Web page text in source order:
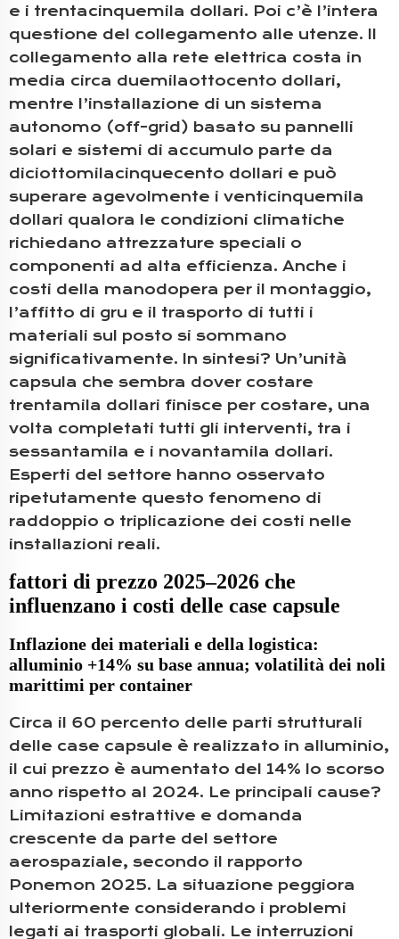
e i trentacinquemila dollari. Poi c’è l’intera
questione del collegamento alle utenze. Il
collegamento alla rete elettrica costa in
media circa duemilaottocento dollari,
mentre l’installazione di un sistema
autonomo (off-grid) basato su pannelli
solari e sistemi di accumulo parte da
diciottomilacinquecento dollari e può
superare agevolmente i venticinquemila
dollari qualora le condizioni climatiche
richiedano attrezzature speciali o
componenti ad alta efficienza. Anche i
costi della manodopera per il montaggio,
l’affitto di gru e il trasporto di tutti i
materiali sul posto si sommano
significativamente. In sintesi? Un’unità
capsula che sembra dover costare
trentamila dollari finisce per costare, una
volta completati tutti gli interventi, tra i
sessantamila e i novantamila dollari.
Esperti del settore hanno osservato
ripetutamente questo fenomeno di
raddoppio o triplicazione dei costi nelle
installazioni reali.
fattori di prezzo 2025–2026 che
influenzano i costi delle case capsule
Inflazione dei materiali e della logistica:
alluminio +14% su base annua; volatilità dei noli
marittimi per container
Circa il 60 percento delle parti strutturali
delle case capsule è realizzato in alluminio,
il cui prezzo è aumentato del 14% lo scorso
anno rispetto al 2024. Le principali cause?
Limitazioni estrattive e domanda
crescente da parte del settore
aerospaziale, secondo il rapporto
Ponemon 2025. La situazione peggiora
ulteriormente considerando i problemi
legati ai trasporti globali. Le interruzioni